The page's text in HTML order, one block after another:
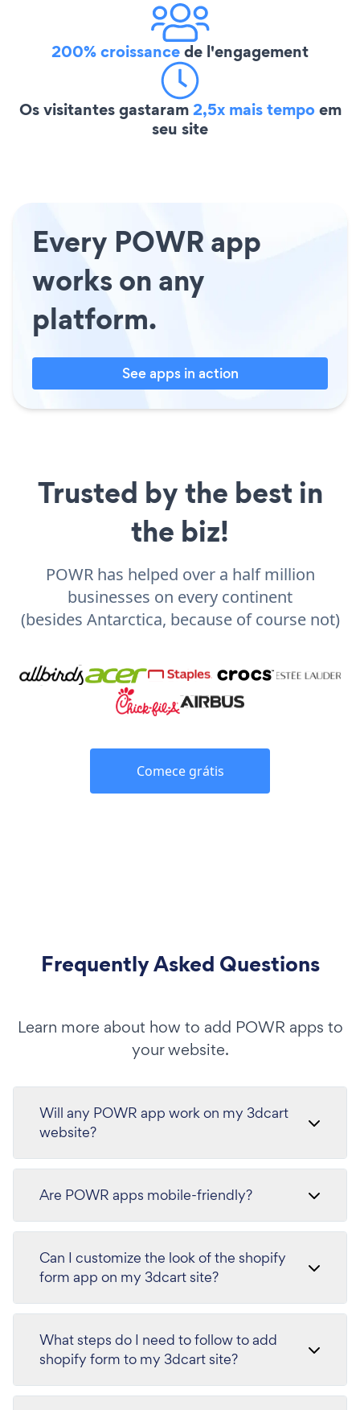
200% croissancede l'engagement
Os visitantes gastaram2,5x mais tempoem
seu site
Every POWR app
works on any
platform.
See apps in action
Trusted by the best in
the biz!
POWR has helped over a half million
businesses on every continent
(besides Antarctica, because of course not)
Comece grátis
Frequently Asked Questions
Learn more about how to add POWR apps to
your website.
Will any POWR app work on my 3dcart
website?
Are POWR apps mobile-friendly?
Can I customize the look of the shopify
form app on my 3dcart site?
What steps do I need to follow to add
shopify form to my 3dcart site?